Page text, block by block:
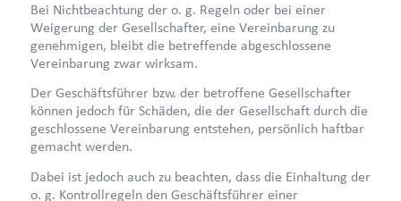
Bei Nichtbeachtung der o. g. Regeln oder bei einer
Weigerung der Gesellschafter, eine Vereinbarung zu
genehmigen, bleibt die betreffende abgeschlossene
Vereinbarung zwar wirksam.
Der Geschäftsführer bzw. der betroffene Gesellschafter
können jedoch für Schäden, die der Gesellschaft durch die
geschlossene Vereinbarung entstehen, persönlich haftbar
gemacht werden.
Dabei ist jedoch auch zu beachten, dass die Einhaltung der
o. g. Kontrollregeln den Geschäftsführer einer